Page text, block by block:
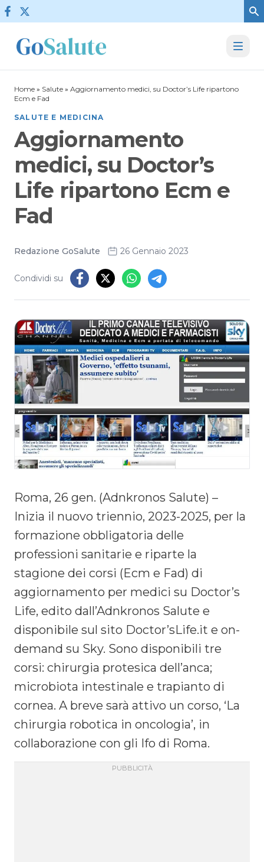
Vai al contenuto
Home » Salute » Aggiornamento medici, su Doctor’s Life ripartono
Ecm e Fad
SALUTE E MEDICINA
Aggiornamento
medici, su Doctor’s
Life ripartono Ecm e
Fad
Redazione GoSalute 26 Gennaio 2023
Condividi su
Roma, 26 gen. (Adnkronos Salute) –
Inizia il nuovo triennio, 2023-2025, per la
formazione obbligatoria delle
professioni sanitarie e riparte la
stagione dei corsi (Ecm e Fad) di
aggiornamento per medici su Doctor’s
Life, edito dall’Adnkronos Salute e
disponibile sul sito Doctor’sLife.it e on-
demand su Sky. Sono disponibili tre
corsi: chirurgia protesica dell’anca;
microbiota intestinale e trapianto di
cornea. A breve sarà attivo un corso, ‘La
chirurgia robotica in oncologia’, in
collaborazione con gli Ifo di Roma.